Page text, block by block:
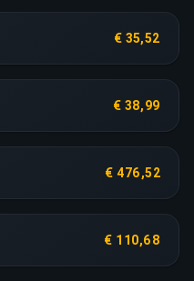
€ 35,52
€ 38,99
€ 476,52
€ 110,68